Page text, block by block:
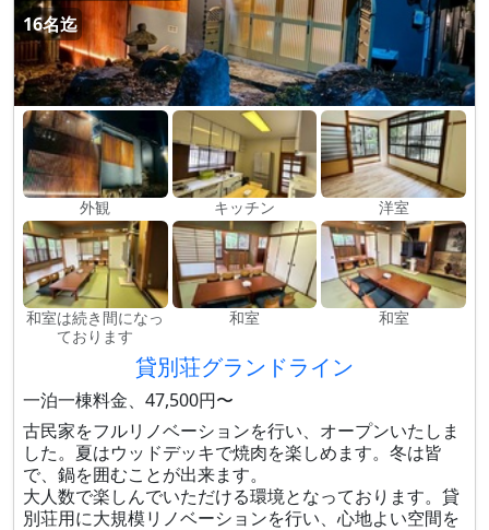
16名迄
外観 キッチン 洋室
和室は続き間になっ
ております
和室 和室
貸別荘グランドライン
一泊一棟料金、47,500円〜
古民家をフルリノベーションを行い、オープンいたしま
した。夏はウッドデッキで焼肉を楽しめます。冬は皆
で、鍋を囲むことが出来ます。
大人数で楽しんでいただける環境となっております。貸
別荘用に大規模リノベーションを行い、心地よい空間を